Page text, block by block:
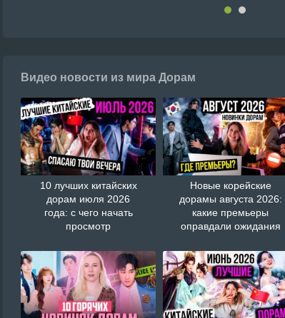
Видео новости из мира Дорам
10 лучших китайских
дорам июля 2026
года: с чего начать
просмотр
Новые корейские
дорамы августа 2026:
какие премьеры
оправдали ожидания